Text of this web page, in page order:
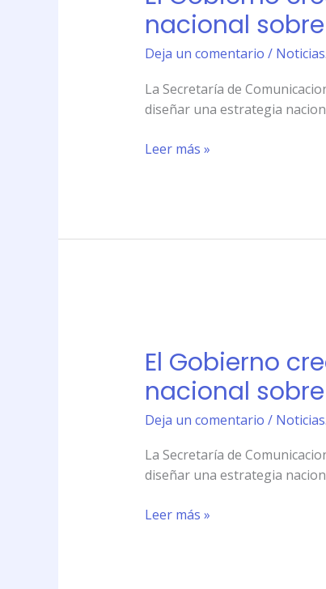
nacional
Deja un comentario /
La Secretaría de
diseñar una estrategia
organismo
para
una
estrategia
sobre
Leer más »
El Gobierno
nacional
Deja un comentario /
La Secretaría de
diseñar una estrategia
creó
organismo
para
una
estrategia
sobre
Leer más »